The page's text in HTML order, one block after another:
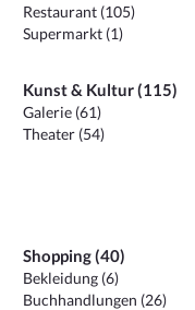
Restaurant (105)
Supermarkt (1)
Kunst & Kultur (115)
Galerie (61)
Theater (54)
Shopping (40)
Bekleidung (6)
Buchhandlungen (26)